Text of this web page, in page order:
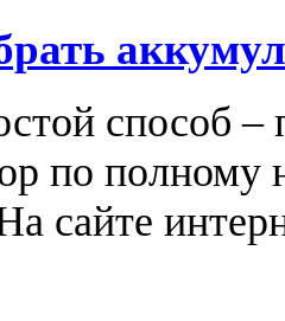
способ –
по
сайте